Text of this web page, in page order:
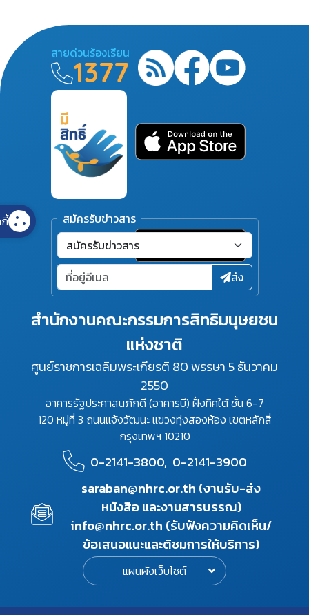
สำนักงานคณะกรรมการสิทธิมนุษยชน
แห่งชาติ
ศูนย์ราชการเฉลิมพระเกียรติ 80 พรรษา 5 ธันวาคม
2550
อาคารรัฐประศาสนภักดี (อาคารบี) ฝั่งทิศใต้ ชั้น 6-7
120 หมู่ที่ 3 ถนนแจ้งวัฒนะ แขวงทุ่งสองห้อง เขตหลักสี่
กรุงเทพฯ 10210
0-2141-3800, 0-2141-3900
saraban@nhrc.or.th (งานรับ-ส่ง
หนังสือ และงานสารบรรณ)
info@nhrc.or.th (รับฟังความคิดเห็น/
ข้อเสนอแนะและติชมการให้บริการ)
แผนผังเว็บไซต์
สายด่วนร้องเรียน
1377
สมัครรับข่าวสาร
ส่ง